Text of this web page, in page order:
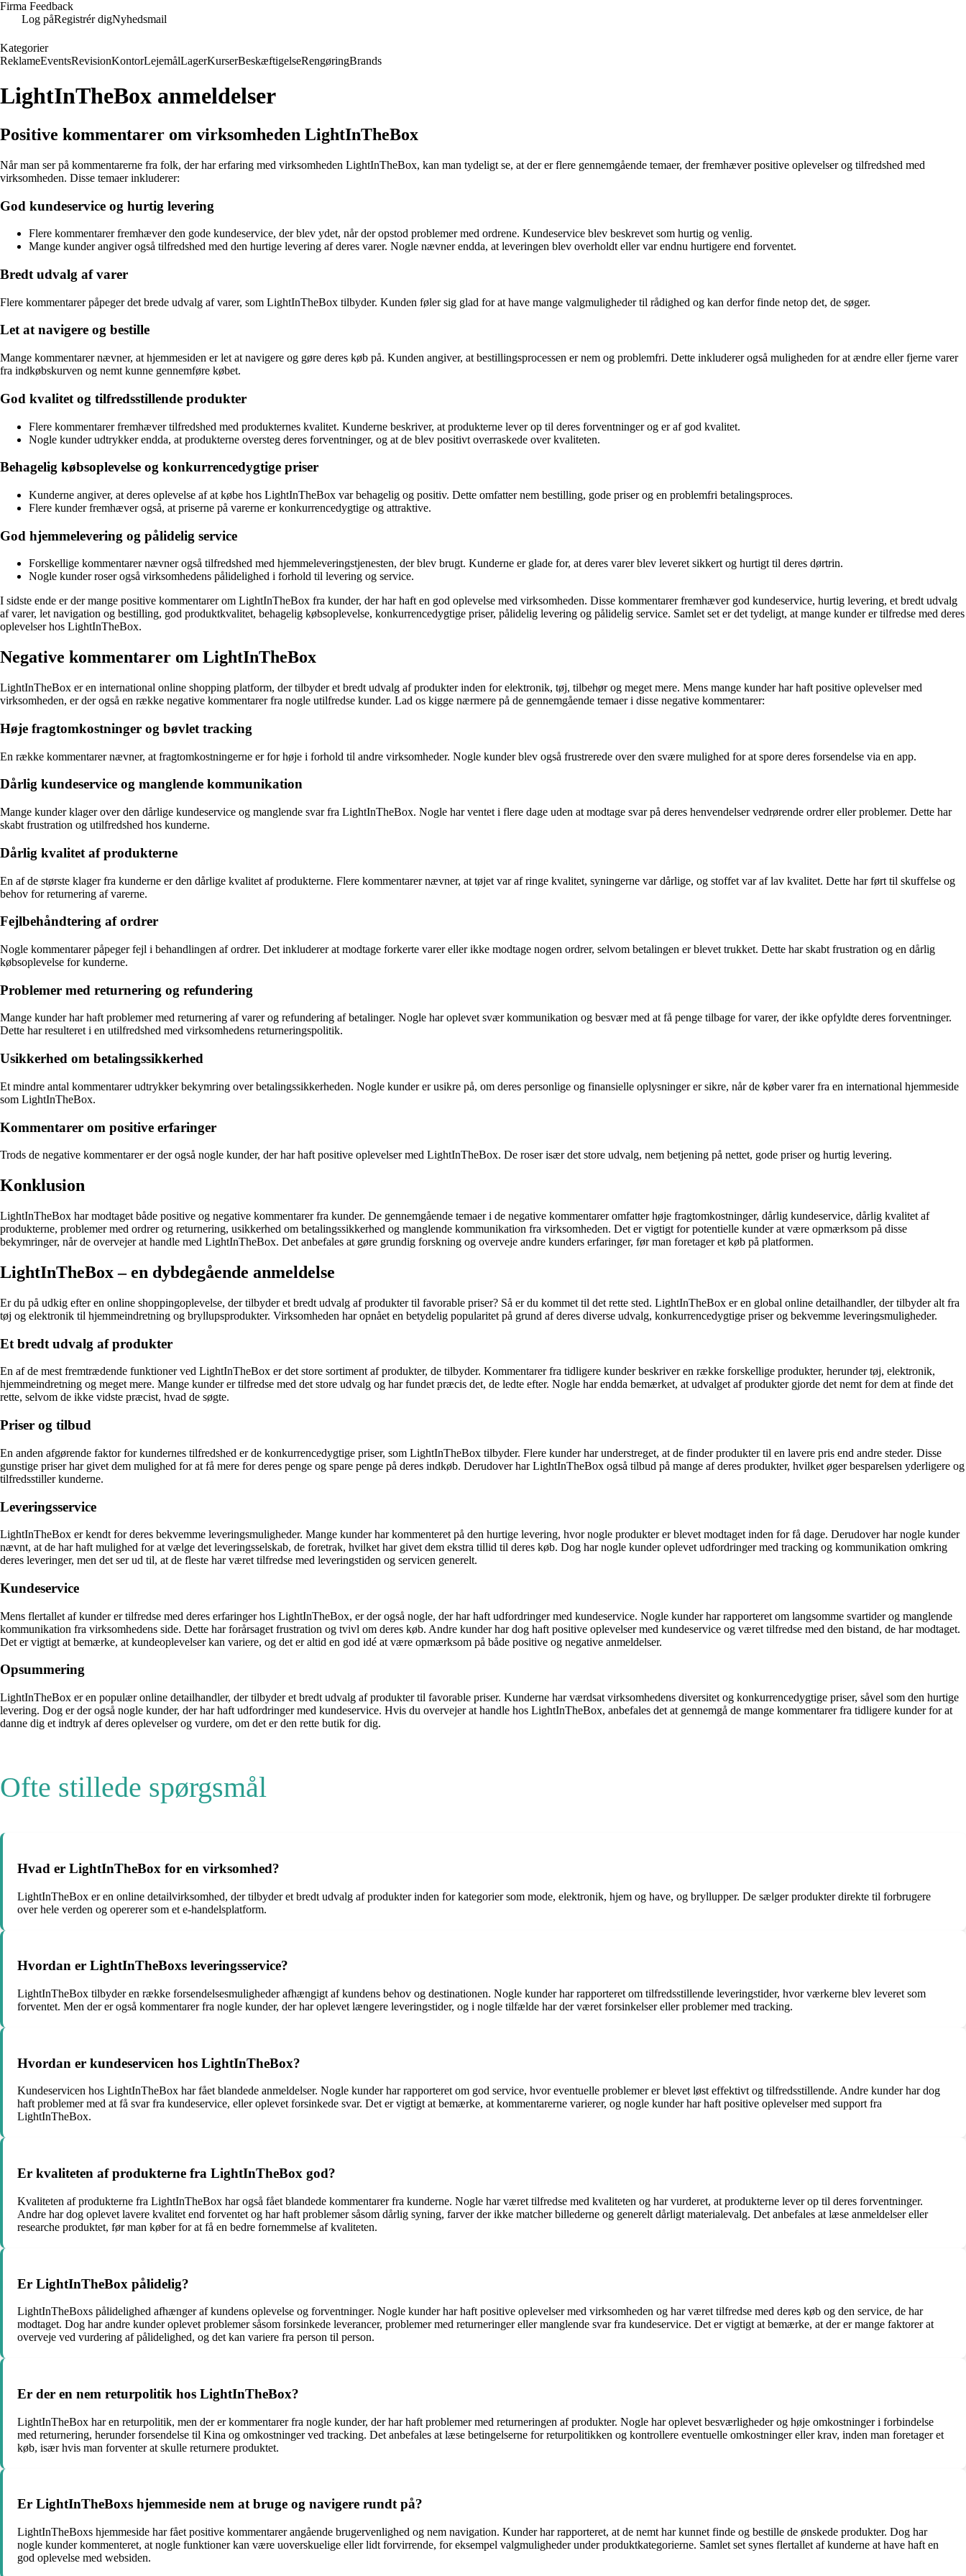
Firma Feedback
Log påRegistrér digNyhedsmail
Kategorier
ReklameEventsRevisionKontorLejemålLagerKurserBeskæftigelseRengøringBrands
LightInTheBox anmeldelser
Positive kommentarer om virksomheden LightInTheBox
Når man ser på kommentarerne fra folk, der har erfaring med virksomheden LightInTheBox, kan man tydeligt se, at der er flere gennemgående temaer, der fremhæver positive oplevelser og tilfredshed med
virksomheden. Disse temaer inkluderer:
God kundeservice og hurtig levering
Flere kommentarer fremhæver den gode kundeservice, der blev ydet, når der opstod problemer med ordrene. Kundeservice blev beskrevet som hurtig og venlig.
Mange kunder angiver også tilfredshed med den hurtige levering af deres varer. Nogle nævner endda, at leveringen blev overholdt eller var endnu hurtigere end forventet.
Bredt udvalg af varer
Flere kommentarer påpeger det brede udvalg af varer, som LightInTheBox tilbyder. Kunden føler sig glad for at have mange valgmuligheder til rådighed og kan derfor finde netop det, de søger.
Let at navigere og bestille
Mange kommentarer nævner, at hjemmesiden er let at navigere og gøre deres køb på. Kunden angiver, at bestillingsprocessen er nem og problemfri. Dette inkluderer også muligheden for at ændre eller fjerne varer
fra indkøbskurven og nemt kunne gennemføre købet.
God kvalitet og tilfredsstillende produkter
Flere kommentarer fremhæver tilfredshed med produkternes kvalitet. Kunderne beskriver, at produkterne lever op til deres forventninger og er af god kvalitet.
Nogle kunder udtrykker endda, at produkterne oversteg deres forventninger, og at de blev positivt overraskede over kvaliteten.
Behagelig købsoplevelse og konkurrencedygtige priser
Kunderne angiver, at deres oplevelse af at købe hos LightInTheBox var behagelig og positiv. Dette omfatter nem bestilling, gode priser og en problemfri betalingsproces.
Flere kunder fremhæver også, at priserne på varerne er konkurrencedygtige og attraktive.
God hjemmelevering og pålidelig service
Forskellige kommentarer nævner også tilfredshed med hjemmeleveringstjenesten, der blev brugt. Kunderne er glade for, at deres varer blev leveret sikkert og hurtigt til deres dørtrin.
Nogle kunder roser også virksomhedens pålidelighed i forhold til levering og service.
I sidste ende er der mange positive kommentarer om LightInTheBox fra kunder, der har haft en god oplevelse med virksomheden. Disse kommentarer fremhæver god kundeservice, hurtig levering, et bredt udvalg
af varer, let navigation og bestilling, god produktkvalitet, behagelig købsoplevelse, konkurrencedygtige priser, pålidelig levering og pålidelig service. Samlet set er det tydeligt, at mange kunder er tilfredse med deres
oplevelser hos LightInTheBox.
Negative kommentarer om LightInTheBox
LightInTheBox er en international online shopping platform, der tilbyder et bredt udvalg af produkter inden for elektronik, tøj, tilbehør og meget mere. Mens mange kunder har haft positive oplevelser med
virksomheden, er der også en række negative kommentarer fra nogle utilfredse kunder. Lad os kigge nærmere på de gennemgående temaer i disse negative kommentarer:
Høje fragtomkostninger og bøvlet tracking
En række kommentarer nævner, at fragtomkostningerne er for høje i forhold til andre virksomheder. Nogle kunder blev også frustrerede over den svære mulighed for at spore deres forsendelse via en app.
Dårlig kundeservice og manglende kommunikation
Mange kunder klager over den dårlige kundeservice og manglende svar fra LightInTheBox. Nogle har ventet i flere dage uden at modtage svar på deres henvendelser vedrørende ordrer eller problemer. Dette har
skabt frustration og utilfredshed hos kunderne.
Dårlig kvalitet af produkterne
En af de største klager fra kunderne er den dårlige kvalitet af produkterne. Flere kommentarer nævner, at tøjet var af ringe kvalitet, syningerne var dårlige, og stoffet var af lav kvalitet. Dette har ført til skuffelse og
behov for returnering af varerne.
Fejlbehåndtering af ordrer
Nogle kommentarer påpeger fejl i behandlingen af ordrer. Det inkluderer at modtage forkerte varer eller ikke modtage nogen ordrer, selvom betalingen er blevet trukket. Dette har skabt frustration og en dårlig
købsoplevelse for kunderne.
Problemer med returnering og refundering
Mange kunder har haft problemer med returnering af varer og refundering af betalinger. Nogle har oplevet svær kommunikation og besvær med at få penge tilbage for varer, der ikke opfyldte deres forventninger.
Dette har resulteret i en utilfredshed med virksomhedens returneringspolitik.
Usikkerhed om betalingssikkerhed
Et mindre antal kommentarer udtrykker bekymring over betalingssikkerheden. Nogle kunder er usikre på, om deres personlige og finansielle oplysninger er sikre, når de køber varer fra en international hjemmeside
som LightInTheBox.
Kommentarer om positive erfaringer
Trods de negative kommentarer er der også nogle kunder, der har haft positive oplevelser med LightInTheBox. De roser især det store udvalg, nem betjening på nettet, gode priser og hurtig levering.
Konklusion
LightInTheBox har modtaget både positive og negative kommentarer fra kunder. De gennemgående temaer i de negative kommentarer omfatter høje fragtomkostninger, dårlig kundeservice, dårlig kvalitet af
produkterne, problemer med ordrer og returnering, usikkerhed om betalingssikkerhed og manglende kommunikation fra virksomheden. Det er vigtigt for potentielle kunder at være opmærksom på disse
bekymringer, når de overvejer at handle med LightInTheBox. Det anbefales at gøre grundig forskning og overveje andre kunders erfaringer, før man foretager et køb på platformen.
LightInTheBox – en dybdegående anmeldelse
Er du på udkig efter en online shoppingoplevelse, der tilbyder et bredt udvalg af produkter til favorable priser? Så er du kommet til det rette sted. LightInTheBox er en global online detailhandler, der tilbyder alt fra
tøj og elektronik til hjemmeindretning og bryllupsprodukter. Virksomheden har opnået en betydelig popularitet på grund af deres diverse udvalg, konkurrencedygtige priser og bekvemme leveringsmuligheder.
Et bredt udvalg af produkter
En af de mest fremtrædende funktioner ved LightInTheBox er det store sortiment af produkter, de tilbyder. Kommentarer fra tidligere kunder beskriver en række forskellige produkter, herunder tøj, elektronik,
hjemmeindretning og meget mere. Mange kunder er tilfredse med det store udvalg og har fundet præcis det, de ledte efter. Nogle har endda bemærket, at udvalget af produkter gjorde det nemt for dem at finde det
rette, selvom de ikke vidste præcist, hvad de søgte.
Priser og tilbud
En anden afgørende faktor for kundernes tilfredshed er de konkurrencedygtige priser, som LightInTheBox tilbyder. Flere kunder har understreget, at de finder produkter til en lavere pris end andre steder. Disse
gunstige priser har givet dem mulighed for at få mere for deres penge og spare penge på deres indkøb. Derudover har LightInTheBox også tilbud på mange af deres produkter, hvilket øger besparelsen yderligere og
tilfredsstiller kunderne.
Leveringsservice
LightInTheBox er kendt for deres bekvemme leveringsmuligheder. Mange kunder har kommenteret på den hurtige levering, hvor nogle produkter er blevet modtaget inden for få dage. Derudover har nogle kunder
nævnt, at de har haft mulighed for at vælge det leveringsselskab, de foretrak, hvilket har givet dem ekstra tillid til deres køb. Dog har nogle kunder oplevet udfordringer med tracking og kommunikation omkring
deres leveringer, men det ser ud til, at de fleste har været tilfredse med leveringstiden og servicen generelt.
Kundeservice
Mens flertallet af kunder er tilfredse med deres erfaringer hos LightInTheBox, er der også nogle, der har haft udfordringer med kundeservice. Nogle kunder har rapporteret om langsomme svartider og manglende
kommunikation fra virksomhedens side. Dette har forårsaget frustration og tvivl om deres køb. Andre kunder har dog haft positive oplevelser med kundeservice og været tilfredse med den bistand, de har modtaget.
Det er vigtigt at bemærke, at kundeoplevelser kan variere, og det er altid en god idé at være opmærksom på både positive og negative anmeldelser.
Opsummering
LightInTheBox er en populær online detailhandler, der tilbyder et bredt udvalg af produkter til favorable priser. Kunderne har værdsat virksomhedens diversitet og konkurrencedygtige priser, såvel som den hurtige
levering. Dog er der også nogle kunder, der har haft udfordringer med kundeservice. Hvis du overvejer at handle hos LightInTheBox, anbefales det at gennemgå de mange kommentarer fra tidligere kunder for at
danne dig et indtryk af deres oplevelser og vurdere, om det er den rette butik for dig.
Ofte stillede spørgsmål
Hvad er LightInTheBox for en virksomhed?
LightInTheBox er en online detailvirksomhed, der tilbyder et bredt udvalg af produkter inden for kategorier som mode, elektronik, hjem og have, og bryllupper. De sælger produkter direkte til forbrugere
over hele verden og opererer som et e-handelsplatform.
Hvordan er LightInTheBoxs leveringsservice?
LightInTheBox tilbyder en række forsendelsesmuligheder afhængigt af kundens behov og destinationen. Nogle kunder har rapporteret om tilfredsstillende leveringstider, hvor værkerne blev leveret som
forventet. Men der er også kommentarer fra nogle kunder, der har oplevet længere leveringstider, og i nogle tilfælde har der været forsinkelser eller problemer med tracking.
Hvordan er kundeservicen hos LightInTheBox?
Kundeservicen hos LightInTheBox har fået blandede anmeldelser. Nogle kunder har rapporteret om god service, hvor eventuelle problemer er blevet løst effektivt og tilfredsstillende. Andre kunder har dog
haft problemer med at få svar fra kundeservice, eller oplevet forsinkede svar. Det er vigtigt at bemærke, at kommentarerne varierer, og nogle kunder har haft positive oplevelser med support fra
LightInTheBox.
Er kvaliteten af produkterne fra LightInTheBox god?
Kvaliteten af produkterne fra LightInTheBox har også fået blandede kommentarer fra kunderne. Nogle har været tilfredse med kvaliteten og har vurderet, at produkterne lever op til deres forventninger.
Andre har dog oplevet lavere kvalitet end forventet og har haft problemer såsom dårlig syning, farver der ikke matcher billederne og generelt dårligt materialevalg. Det anbefales at læse anmeldelser eller
researche produktet, før man køber for at få en bedre fornemmelse af kvaliteten.
Er LightInTheBox pålidelig?
LightInTheBoxs pålidelighed afhænger af kundens oplevelse og forventninger. Nogle kunder har haft positive oplevelser med virksomheden og har været tilfredse med deres køb og den service, de har
modtaget. Dog har andre kunder oplevet problemer såsom forsinkede leverancer, problemer med returneringer eller manglende svar fra kundeservice. Det er vigtigt at bemærke, at der er mange faktorer at
overveje ved vurdering af pålidelighed, og det kan variere fra person til person.
Er der en nem returpolitik hos LightInTheBox?
LightInTheBox har en returpolitik, men der er kommentarer fra nogle kunder, der har haft problemer med returneringen af produkter. Nogle har oplevet besværligheder og høje omkostninger i forbindelse
med returnering, herunder forsendelse til Kina og omkostninger ved tracking. Det anbefales at læse betingelserne for returpolitikken og kontrollere eventuelle omkostninger eller krav, inden man foretager et
køb, især hvis man forventer at skulle returnere produktet.
Er LightInTheBoxs hjemmeside nem at bruge og navigere rundt på?
LightInTheBoxs hjemmeside har fået positive kommentarer angående brugervenlighed og nem navigation. Kunder har rapporteret, at de nemt har kunnet finde og bestille de ønskede produkter. Dog har
nogle kunder kommenteret, at nogle funktioner kan være uoverskuelige eller lidt forvirrende, for eksempel valgmuligheder under produktkategorierne. Samlet set synes flertallet af kunderne at have haft en
god oplevelse med websiden.